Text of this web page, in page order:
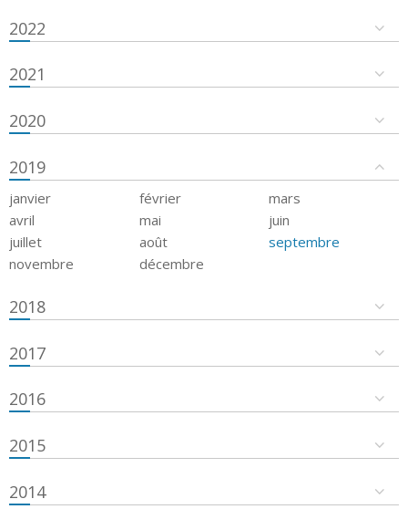
2022
2021
2020
2019
janvier février
mars
avril
mai
juin
juillet
août
septembre
novembre
décembre
2018
2017
2016
2015
2014